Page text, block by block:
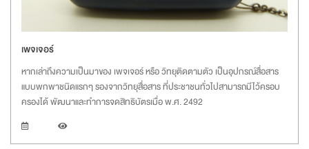
เพจเจอร์
หากเล่าถึงความเป็นมาของ เพจเจอร์ หรือ วิทยุติดตามตัว เป็นอุปกรณ์สื่อสาร
แบบพกพาชนิดแรกๆ รองจากวิทยุสื่อสาร ที่ประชาชนทั่วไปสามารถมีไว้ครอบ
ครองได้ พัฒนาและทำการจดสิทธิบัตรเมื่อ พ.ศ. 2492